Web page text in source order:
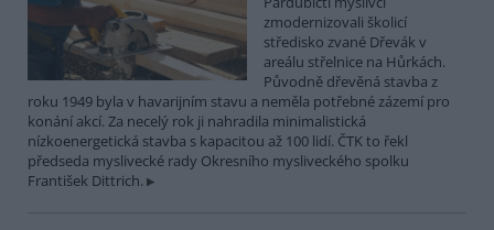
zmodernizovali školicí
středisko zvané Dřevák v
areálu střelnice na Hůrkách.
Původně dřevěná stavba z
roku 1949 byla v havarijním stavu a neměla potřebné zázemí pro
konání akcí. Za necelý rok ji nahradila minimalistická
nízkoenergetická stavba s kapacitou až 100 lidí. ČTK to řekl
předseda myslivecké rady Okresního mysliveckého spolku
František Dittrich.